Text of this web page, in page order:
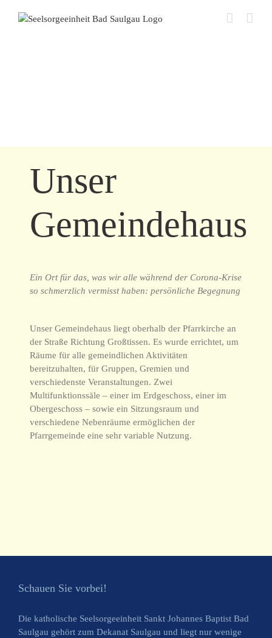
Inhalt
Unser
Gemeindehaus
Ein Ort für das, was wir alle während der Corona-Krise
so schmerzlich vermisst haben: persönliche Begegnung
Unser Gemeindehaus liegt oberhalb der Pfarrkirche an
der Straße Richtung Großtissen. Es wurde errichtet, um
Räume für alle gemeindlichen Aktivitäten
bereitzuhalten, für Gruppen, Gremien und
verschiedenste Veranstaltungen. Zwei
Multifunktionssäle – einer im Erdgeschoss, einer im
Obergeschoss – sowie ein Sitzungsraum und
verschiedene Nebenräume ermöglichen der
Pfarrgemeinde eine sehr variable Nutzung.
Schauen Sie vorbei!
Die katholische Seelsorgeeinheit Sankt Johannes Baptist Bad
Saulgau gehört zum Dekanat Saulgau und liegt nur wenige